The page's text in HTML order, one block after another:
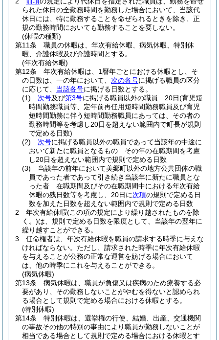
られた休日の全勤務時間を勤務した場合において、当該代
休日には、特に勤務することを命ぜられるときを除き、正
規の勤務時間においても勤務することを要しない。
(休暇の種類)
第11条
職員の休暇は、年次有給休暇、病気休暇、特別休
暇、介護休暇及び介護時間とする。
(年次有給休暇)
第12条
年次有給休暇は、1暦年ごとにおける休暇とし、そ
の日数は、一の年において、 次の各号に掲げる職員の区分
に応じて、 当該各号に掲げる日数とする。
(1)
次号及び第3号に掲げる職員以外の職員 20日(育児短
時間勤務職員等、定年前再任用短時間勤務職員及び育児
短時間勤務に伴う短時間勤務職員にあっては、その者の
勤務時間等を考慮し20日を超えない範囲内で町長が規則
で定める日数)
(2)
次号に掲げる職員以外の職員であって当該年の中途に
おいて新たに職員となるもの その年の在職期間を考慮
し20日を超えない範囲内で規則で定める日数
(3)
当該年の前年において美郷町以外の地方公共団体の職
員であった者であって引き続き当該年に新たに職員とな
った者 在職期間及びその在職期間中における年次有給
休暇の残日数等を考慮し、20日に次項の規則で定める日
数を加えた日数を超えない範囲内で規則で定める日数
2
年次有給休暇(この項の規定により繰り越されたものを除
く。)は、規則で定める日数を限度として、当該年の翌年に
繰り越すことができる。
3
任命権者は、年次有給休暇を職員の請求する時季に与えな
ければならない。 ただし、請求された時季に年次有給休暇
を与えることが公務の正常な運営を妨げる場合において
は、他の時季にこれを与えることができる。
(病気休暇)
第13条
病気休暇は、職員が負傷又は疾病のため療養する必
要があり、その勤務しないことがやむを得ないと認められ
る場合として規則で定める場合における休暇とする。
(特別休暇)
第14条
特別休暇は、選挙権の行使、結婚、出産、交通機関
の事故その他の特別の事由により職員が勤務しないことが
相当である場合として規則で定める場合における休暇とす